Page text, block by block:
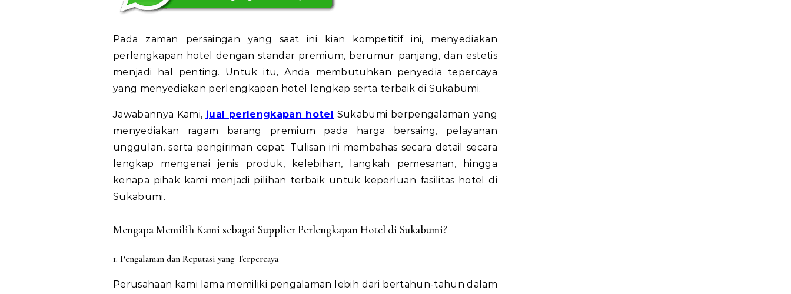
Pada zaman persaingan yang saat ini kian kompetitif ini, menyediakan
perlengkapan hotel dengan standar premium, berumur panjang, dan estetis
menjadi hal penting. Untuk itu, Anda membutuhkan penyedia tepercaya
yang menyediakan perlengkapan hotel lengkap serta terbaik di Sukabumi.
Jawabannya Kami, jual perlengkapan hotel Sukabumi berpengalaman yang
menyediakan ragam barang premium pada harga bersaing, pelayanan
unggulan, serta pengiriman cepat. Tulisan ini membahas secara detail secara
lengkap mengenai jenis produk, kelebihan, langkah pemesanan, hingga
kenapa pihak kami menjadi pilihan terbaik untuk keperluan fasilitas hotel di
Sukabumi.
Mengapa Memilih Kami sebagai Supplier Perlengkapan Hotel di Sukabumi?
1. Pengalaman dan Reputasi yang Terpercaya
Perusahaan kami lama memiliki pengalaman lebih dari bertahun-tahun dalam